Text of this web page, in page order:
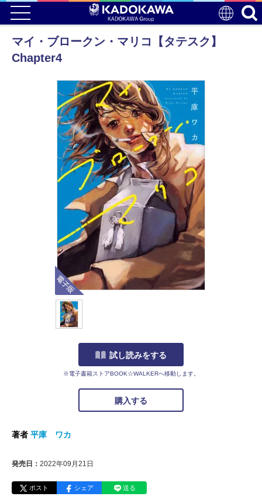
マイ・ブロークン・マリコ【タテスク】
Chapter4
電子版
試し読みをする
※電子書籍ストアBOOK☆WALKERへ移動します。
購入する
著者 平庫 ワカ
発売日： 2022年09月21日
ポスト シェア 送る